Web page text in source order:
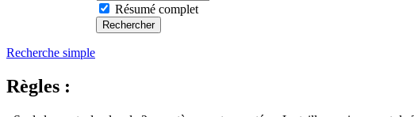
Résumé complet
Recherche simple
Règles :